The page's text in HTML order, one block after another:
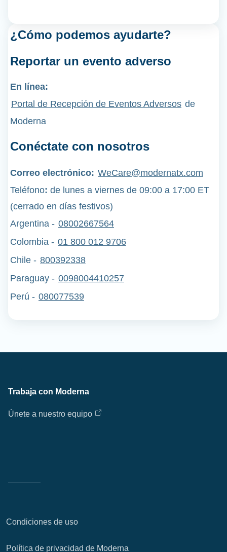
¿Cómo podemos ayudarte?
Reportar un evento adverso
En línea:
Portal de Recepción de Eventos Adversos de
Moderna
Conéctate con nosotros
Correo electrónico: WeCare@modernatx.com
Teléfono: de lunes a viernes de 09:00 a 17:00 ET
(cerrado en días festivos)
Argentina - 08002667564
Colombia - 01 800 012 9706
Chile - 800392338
Paraguay - 0098004410257
Perú - 080077539
Trabaja con Moderna
Únete a nuestro equipo
Condiciones de uso
Política de privacidad de Moderna